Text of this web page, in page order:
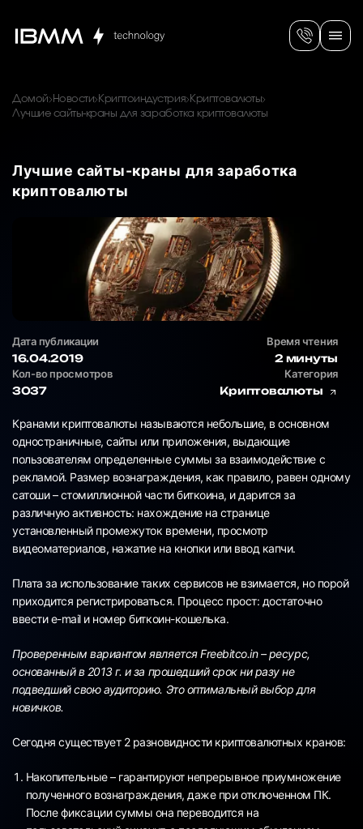
Домой Новости Криптоиндустрия Криптовалюты
Лучшие сайты-краны для заработка криптовалюты
Лучшие сайты-краны для заработка
криптовалюты
Дата публикации
16.04.2019
Время чтения
2 минуты
Кол-во просмотров
3037
Категория
Криптовалюты
Кранами криптовалюты называются небольшие, в основном
одностраничные, сайты или приложения, выдающие
пользователям определенные суммы за взаимодействие с
рекламой. Размер вознаграждения, как правило, равен одному
сатоши – стомиллионной части биткоина, и дарится за
различную активность: нахождение на странице
установленный промежуток времени, просмотр
видеоматериалов, нажатие на кнопки или ввод капчи.
Плата за использование таких сервисов не взимается, но порой
приходится регистрироваться. Процесс прост: достаточно
ввести e-mail и номер биткоин-кошелька.
Проверенным вариантом является Freebitco.in – ресурс,
основанный в 2013 г. и за прошедший срок ни разу не
подведший свою аудиторию. Это оптимальный выбор для
новичков.
Сегодня существует 2 разновидности криптовалютных кранов:
Накопительные – гарантируют непрерывное приумножение
полученного вознаграждения, даже при отключенном ПК.
После фиксации суммы она переводится на